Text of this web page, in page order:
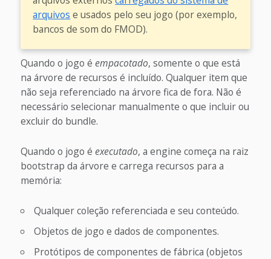
arquivos e usados pelo seu jogo (por exemplo,
bancos de som do FMOD).
Quando o jogo é empacotado, somente o que está
na árvore de recursos é incluído. Qualquer item que
não seja referenciado na árvore fica de fora. Não é
necessário selecionar manualmente o que incluir ou
excluir do bundle.
Quando o jogo é executado, a engine começa na raiz
bootstrap da árvore e carrega recursos para a
memória:
Qualquer coleção referenciada e seu conteúdo.
Objetos de jogo e dados de componentes.
Protótipos de componentes de fábrica (objetos